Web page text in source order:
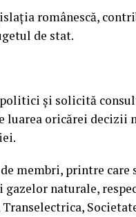
românescă,
de stat.
şi solicită
oricărei decizii
membri, printre care
naturale,